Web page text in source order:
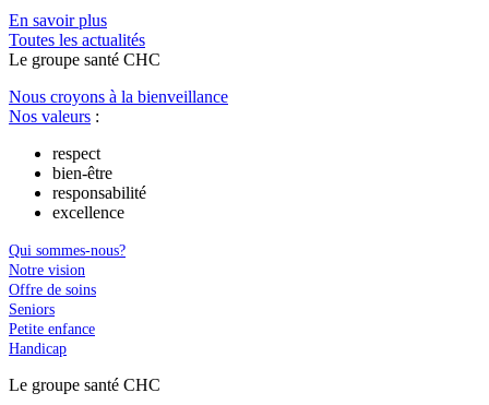
En savoir plus
Toutes les actualités
Le groupe santé CHC
Nous croyons à la bienveillance
Nos valeurs :
respect
bien-être
responsabilité
excellence
Qui sommes-nous?
Notre vision
Offre de soins
Seniors
Petite enfance
Handicap
Le groupe santé CHC